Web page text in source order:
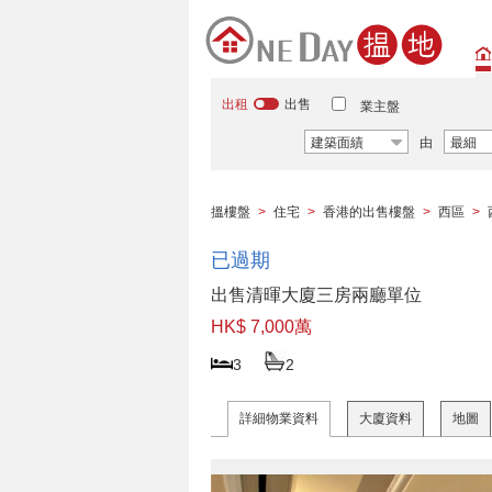
出租 出售 業主盤
建築面績 由 最細
搵樓盤 > 住宅 > 香港的出售樓盤 > 西區 >
已過期
出售清暉大廈三房兩廳單位
HK$ 7,000萬
3 2
詳細物業資料 大廈資料 地圖